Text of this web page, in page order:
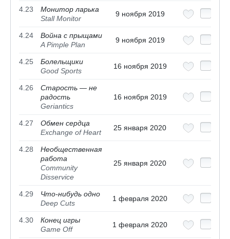
4.23
Монитор ларька
Stall Monitor
9 ноября 2019
4.24
Война с прыщами
A Pimple Plan
9 ноября 2019
4.25
Болельщики
Good Sports
16 ноября 2019
4.26
Старость — не
радость
Geriantics
16 ноября 2019
4.27
Обмен сердца
Exchange of Heart
25 января 2020
4.28
Необщественная
работа
Community
Disservice
25 января 2020
4.29
Что-нибудь одно
Deep Cuts
1 февраля 2020
4.30
Конец игры
Game Off
1 февраля 2020